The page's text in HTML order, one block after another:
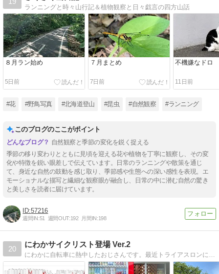
ランニングと時々山行記＆植物観察と日々戯言の四方山話
８月ラン始め
5日前
７月まとめ
7日前
不機嫌なドロ
11日前
#花 #野鳥写真 #北海道登山 #昆虫 #自然観察 #ランニング
このブログのここがポイント
自然観察と季節の変化を鋭く捉える
季節の移り変わりとともに見頃を迎える花や植物を丁寧に観察し、その変
化や特徴を鋭い眼差しで伝えています。日常のランニングや散策を通じ
て、身近な自然の鼓動を感じ取り、季節感や生態への深い感性を表現。エ
モーショナルな描写と繊細な観察眼が融合し、日常の中に潜む自然の驚き
と美しさを読者に届けています。
57216
週間IN:51 週間OUT:192 月間IN:198
20
にわかサイクリスト登場 Ver.2